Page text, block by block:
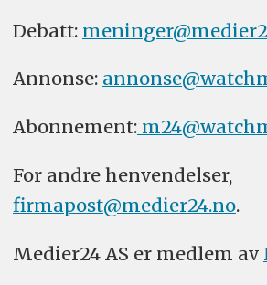
Debatt:
Annonse:
Abonnement:
For andre henvendelser,
firmapost@medier24.no.
Medier24 AS er medlem av